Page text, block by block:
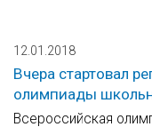
12.01.2018
Вчера стартовал
олимпиады
Всероссийская